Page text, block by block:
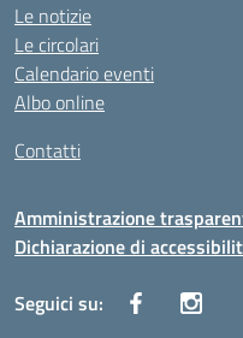
Le notizie
Le circolari
Calendario eventi
Albo online
Contatti
Amministrazione
Dichiarazione di
Seguici su: